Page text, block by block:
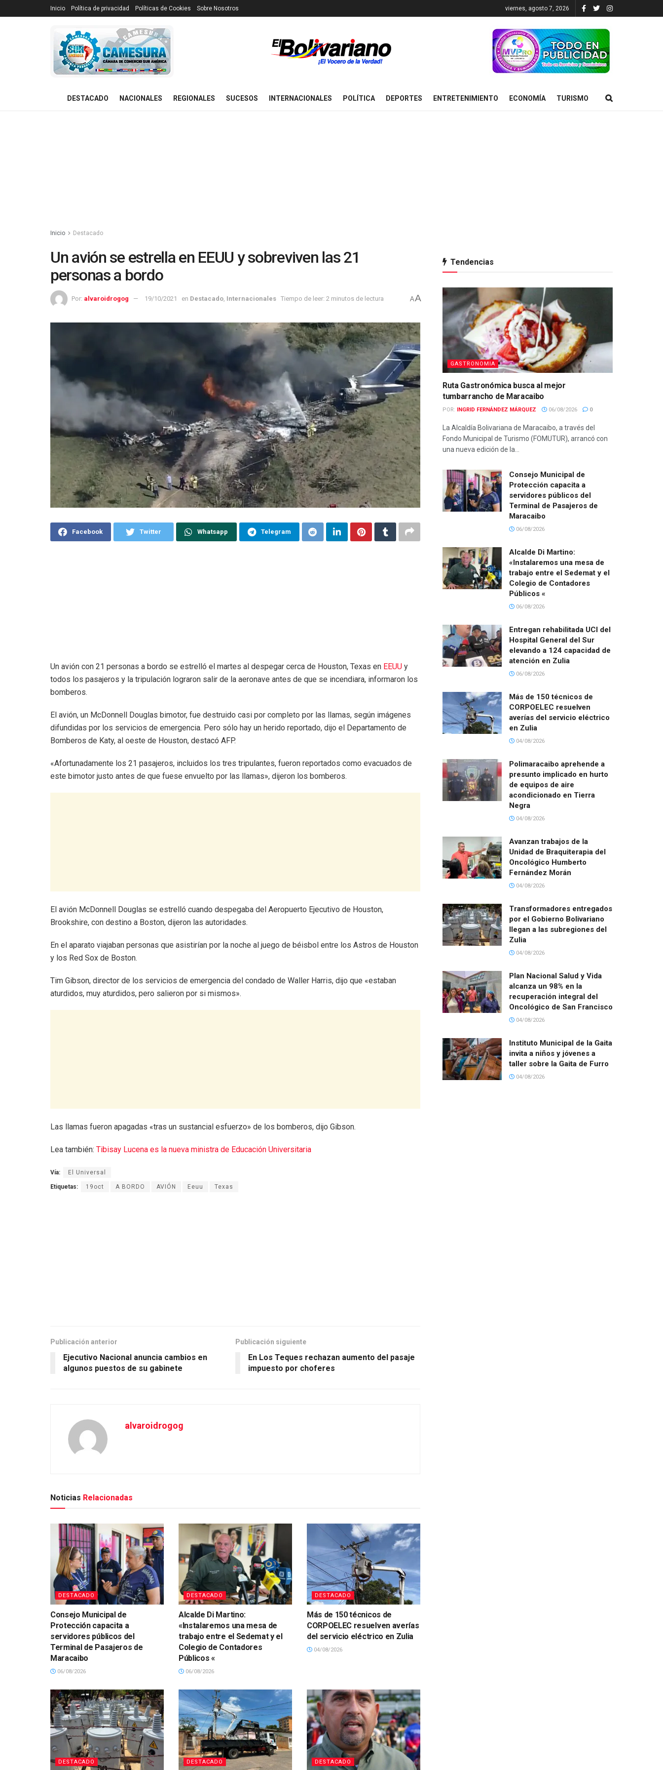
Inicio Política de privacidad Políticas de Cookies Sobre Nosotros viernes, agosto 7, 2026
DESTACADO NACIONALES REGIONALES SUCESOS INTERNACIONALES POLÍTICA DEPORTES ENTRETENIMIENTO ECONOMÍA TURISMO
Inicio Destacado
Un avión se estrella en EEUU y sobreviven las 21
personas a bordo
Por: alvaroidrogog 19/10/2021 en Destacado Internacionales Tiempo de leer: 2 minutos de lectura AA
Facebook Twitter Whatsapp Telegram
Un avión con 21 personas a bordo se estrelló el martes al despegar cerca de Houston, Texas en EEUU y
todos los pasajeros y la tripulación lograron salir de la aeronave antes de que se incendiara, informaron los
bomberos.
El avión, un McDonnell Douglas bimotor, fue destruido casi por completo por las llamas, según imágenes
difundidas por los servicios de emergencia. Pero sólo hay un herido reportado, dijo el Departamento de
Bomberos de Katy, al oeste de Houston, destacó AFP.
«Afortunadamente los 21 pasajeros, incluidos los tres tripulantes, fueron reportados como evacuados de
este bimotor justo antes de que fuese envuelto por las llamas», dijeron los bomberos.
El avión McDonnell Douglas se estrelló cuando despegaba del Aeropuerto Ejecutivo de Houston,
Brookshire, con destino a Boston, dijeron las autoridades.
En el aparato viajaban personas que asistirían por la noche al juego de béisbol entre los Astros de Houston
y los Red Sox de Boston.
Tim Gibson, director de los servicios de emergencia del condado de Waller Harris, dijo que «estaban
aturdidos, muy aturdidos, pero salieron por si mismos».
Las llamas fueron apagadas «tras un sustancial esfuerzo» de los bomberos, dijo Gibson.
Lea también: Tibisay Lucena es la nueva ministra de Educación Universitaria
Vía: El Universal
Etiquetas: 19oct A BORDO AVIÓN Eeuu Texas
Publicación anterior
Ejecutivo Nacional anuncia cambios en
algunos puestos de su gabinete
Publicación siguiente
En Los Teques rechazan aumento del pasaje
impuesto por choferes
alvaroidrogog
Noticias Relacionadas
DESTACADO
Consejo Municipal de
Protección capacita a
servidores públicos del
Terminal de Pasajeros de
Maracaibo
06/08/2026
DESTACADO
Alcalde Di Martino:
«Instalaremos una mesa de
trabajo entre el Sedemat y el
Colegio de Contadores
Públicos «
06/08/2026
DESTACADO
Más de 150 técnicos de
CORPOELEC resuelven averías
del servicio eléctrico en Zulia
04/08/2026
DESTACADO DESTACADO DESTACADO
Tendencias
GASTRONOMIA
Ruta Gastronómica busca al mejor
tumbarrancho de Maracaibo
POR: INGRID FERNÁNDEZ MÁRQUEZ 06/08/2026 0
La Alcaldía Bolivariana de Maracaibo, a través del
Fondo Municipal de Turismo (FOMUTUR), arrancó con
una nueva edición de la...
Consejo Municipal de
Protección capacita a
servidores públicos del
Terminal de Pasajeros de
Maracaibo
06/08/2026
Alcalde Di Martino:
«Instalaremos una mesa de
trabajo entre el Sedemat y el
Colegio de Contadores
Públicos «
06/08/2026
Entregan rehabilitada UCI del
Hospital General del Sur
elevando a 124 capacidad de
atención en Zulia
06/08/2026
Más de 150 técnicos de
CORPOELEC resuelven
averías del servicio eléctrico
en Zulia
04/08/2026
Polimaracaibo aprehende a
presunto implicado en hurto
de equipos de aire
acondicionado en Tierra
Negra
04/08/2026
Avanzan trabajos de la
Unidad de Braquiterapia del
Oncológico Humberto
Fernández Morán
04/08/2026
Transformadores entregados
por el Gobierno Bolivariano
llegan a las subregiones del
Zulia
04/08/2026
Plan Nacional Salud y Vida
alcanza un 98% en la
recuperación integral del
Oncológico de San Francisco
04/08/2026
Instituto Municipal de la Gaita
invita a niños y jóvenes a
taller sobre la Gaita de Furro
04/08/2026